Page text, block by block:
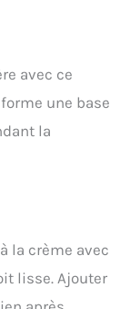
avec ce
une base
la
la crème avec
lisse. Ajouter